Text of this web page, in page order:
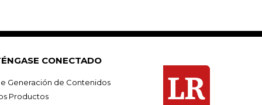
CONECTADO
Generación de Contenidos
Productos